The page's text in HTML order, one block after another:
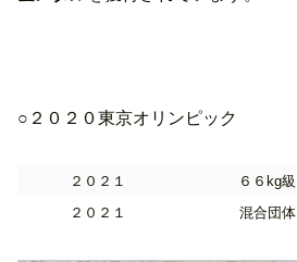
○２０２０東京オリンピック
２０２１ ６６kg級
２０２１
混合団体